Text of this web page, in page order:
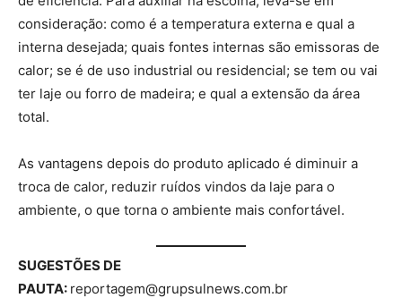
consideração: como é a temperatura externa e qual a
interna desejada; quais fontes internas são emissoras de
calor; se é de uso industrial ou residencial; se tem ou vai
ter laje ou forro de madeira; e qual a extensão da área
total.
As vantagens depois do produto aplicado é diminuir a
troca de calor, reduzir ruídos vindos da laje para o
ambiente, o que torna o ambiente mais confortável.
SUGESTÕES DE
PAUTA: reportagem@grupsulnews.com.br